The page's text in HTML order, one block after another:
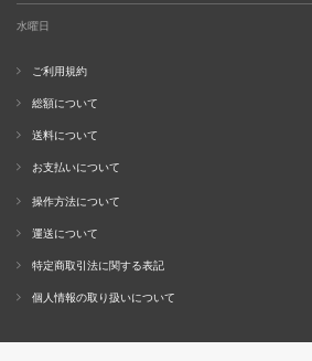
水曜日
ご利用規約
総額について
送料について
お支払いについて
操作方法について
運送について
特定商取引法に関する表記
個人情報の取り扱いについて